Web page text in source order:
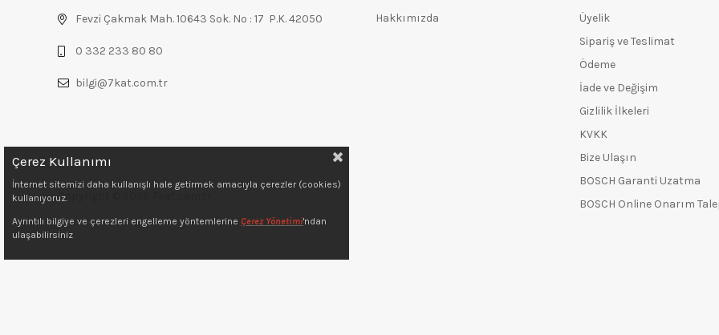
Fevzi Çakmak Mah. 10643 Sok. No : 17 P.K. 42050
0 332 233 80 80
bilgi@7kat.com.tr
Copyright © 2022 7kat.com.tr
Hakkımızda
Üyelik
Sipariş ve Teslimat
Ödeme
İade ve Değişim
Gizlilik İlkeleri
KVKK
Bize Ulaşın
BOSCH Garanti Uzatma
BOSCH Online Onarım
Çerez Kullanımı
İnternet sitemizi daha kullanışlı hale getirmek amacıyla çerezler (cookies)
kullanıyoruz.
Ayrıntılı bilgiye ve çerezleri engelleme yöntemlerine Çerez Yönetimi'ndan
ulaşabilirsiniz